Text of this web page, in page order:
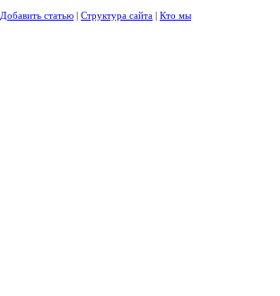
Добавить статью | Структура сайта | Кто мы